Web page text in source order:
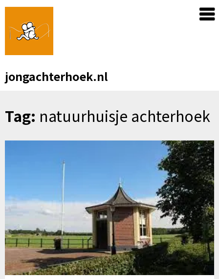
Skip
content
jongachterhoek.nl
Tag: natuurhuisje achterhoek